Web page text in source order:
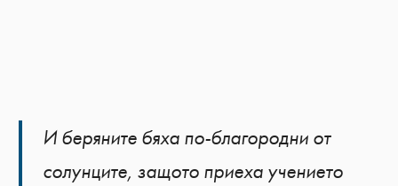
И беряните бяха по-благородни от
солунците, защото приеха учението